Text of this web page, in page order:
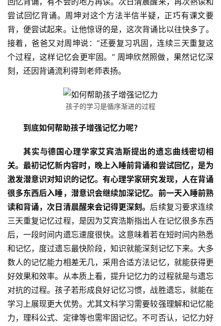
关
于
我
们
师
资
力
量
校
园
生
活
尝试回忆背诵。周坤对这个方法半信半疑，正巧有课文要
背，便尝试起来。让他惊讶的是，这次背诵比以往快多了。
接着，爸爸又对周坤说：“还要复习巩固，连续三天重复这
个过程，这样记忆会更牢固。” 周坤欣然照做，果然记忆深
刻，还因背诵流利得到老师表扬。
孩子的学习是循序渐进的过程
到底如何帮助孩子增强记忆力呢？
其实与德国心理学家艾宾浩斯提出的遗忘曲线密切相
关。最初记忆新内容时，晚上入睡前背诵和尝试回忆，是为
激发潜意识对知识的记忆。有心理学家研究发现，人在背诵
很多东西后入睡，潜意识会继续加深记忆。前一天入睡前熟
读和背诵，次日清晨醒来会记得更深刻。 后续复习要求连续
三天重复记忆过程，是因为艾宾浩斯指出人在记忆很多东西
后，一段时间内遗忘速度很快。这意味着若在短时间内熟悉
和记忆，度过遗忘最快阶段，知识就能深刻记忆下来。大多
数人的记忆能力相差无几，采用合适方法记忆，就能获得更
好效果和效率。从本质上看，提升记忆力的过程就是与遗忘
对抗的过程。孩子若形成良好记忆习惯，战胜遗忘，就能在
学习上展现更大优势。尤其文科学习需要较强理解和记忆能
力，理科公式、定律等也需牢固记忆。不可否认，记忆力好